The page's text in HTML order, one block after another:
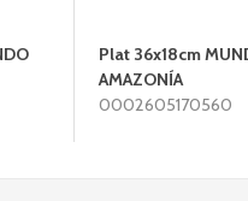
Plat 36x18cm
AMAZONÍA
0002605170560